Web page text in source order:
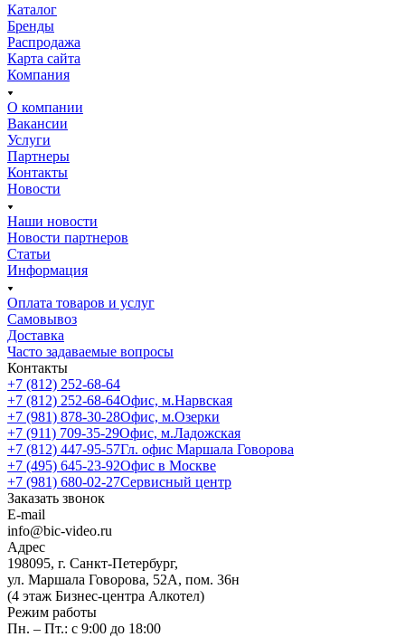
Каталог
Бренды
Распродажа
Карта сайта
Компания
О компании
Вакансии
Услуги
Партнеры
Контакты
Новости
Наши новости
Новости партнеров
Статьи
Информация
Оплата товаров и услуг
Самовывоз
Доставка
Часто задаваемые вопросы
Контакты
+7 (812) 252-68-64
+7 (812) 252-68-64Офис, м.Нарвская
+7 (981) 878-30-28Офис, м.Озерки
+7 (911) 709-35-29Офис, м.Ладожская
+7 (812) 447-95-57Гл. офис Маршала Говорова
+7 (495) 645-23-92Офис в Москве
+7 (981) 680-02-27Сервисный центр
Заказать звонок
E-mail
info@bic-video.ru
Адрес
198095, г. Санкт-Петербург,
ул. Маршала Говорова, 52А, пом. 36н
(4 этаж Бизнес-центра Алкотел)
Режим работы
Пн. – Пт.: с 9:00 до 18:00